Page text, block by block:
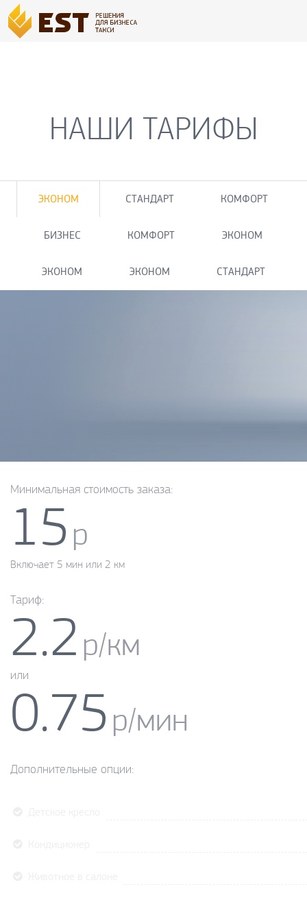
НАШИ ТАРИФЫ
ЭКОНОМ СТАНДАРТ КОМФОРТ
БИЗНЕС КОМФОРТ ЭКОНОМ
ЭКОНОМ ЭКОНОМ СТАНДАРТ
Минимальная стоимость заказа:
15 р
Включает 5 мин или 2 км
Тариф:
2.2 р/км
или
0.75 р/мин
Дополнительные опции: